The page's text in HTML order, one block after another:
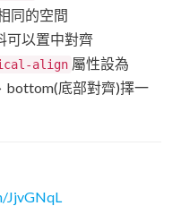
同的空間
可以置中對齊
align 屬性設為
bottom(底部對齊)擇一
JjvGNqL